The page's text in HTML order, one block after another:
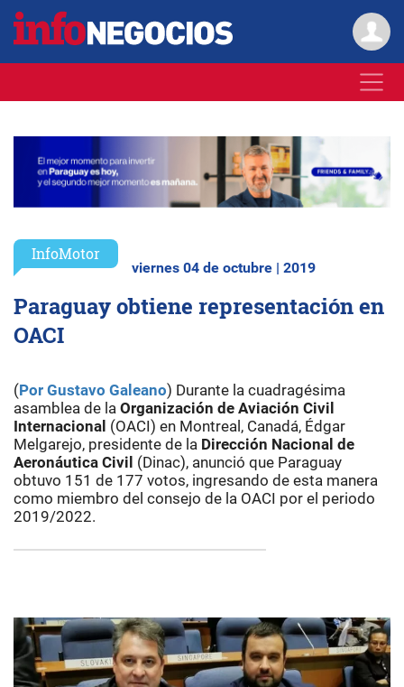
InfoMotor
viernes 04 de octubre | 2019
Paraguay obtiene representación en
OACI
(Por Gustavo Galeano) Durante la cuadragésima
asamblea de la Organización de Aviación Civil
Internacional (OACI) en Montreal, Canadá, Édgar
Melgarejo, presidente de la Dirección Nacional de
Aeronáutica Civil (Dinac), anunció que Paraguay
obtuvo 151 de 177 votos, ingresando de esta manera
como miembro del consejo de la OACI por el periodo
2019/2022.